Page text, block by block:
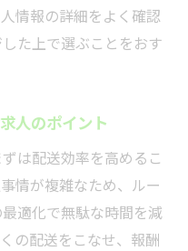
情報の詳細をよく確認
た上で選ぶことをおす
人のポイント
は配送効率を高めるこ
情が複雑なため、ルー
適化で無駄な時間を減
の配送をこなせ、報酬